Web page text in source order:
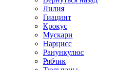
Лилия
Гиацинт
Крокус
Мускари
Нарцисс
Ранункулюс
Рябчик